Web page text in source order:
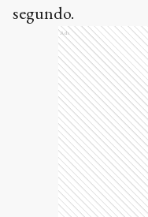
segundo.
Ads